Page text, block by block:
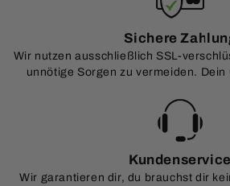
Sichere
Wir nutzen ausschließlich SSL-
unnötige Sorgen zu vermeiden. Dein
Kundenservice
Wir garantieren dir, du brauchst dir